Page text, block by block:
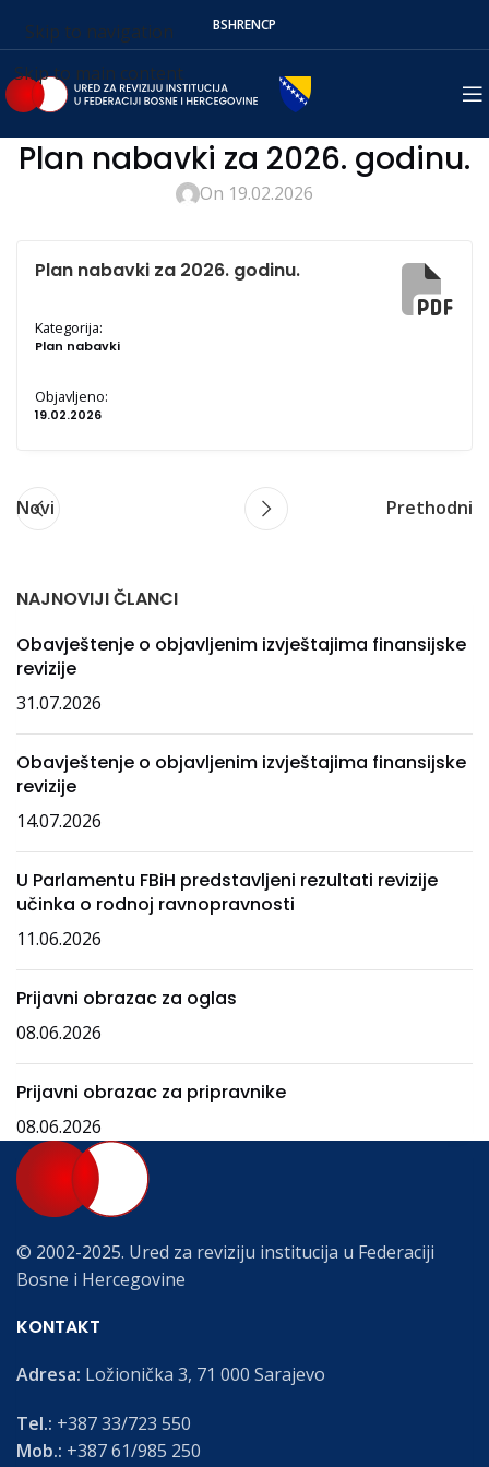
Skip to navigation
Skip to main content
BSHRENСР
Plan nabavki za 2026. godinu.
On 19.02.2026
Plan nabavki za 2026. godinu.
Kategorija:
Plan nabavki
Objavljeno:
19.02.2026
Novi Prethodni
NAJNOVIJI ČLANCI
Obavještenje o objavljenim izvještajima finansijske
revizije
31.07.2026
Obavještenje o objavljenim izvještajima finansijske
revizije
14.07.2026
U Parlamentu FBiH predstavljeni rezultati revizije
učinka o rodnoj ravnopravnosti
11.06.2026
Prijavni obrazac za oglas
08.06.2026
Prijavni obrazac za pripravnike
08.06.2026
© 2002-2025. Ured za reviziju institucija u Federaciji
Bosne i Hercegovine
KONTAKT
Adresa: Ložionička 3, 71 000 Sarajevo
Tel.: +387 33/723 550
Mob.: +387 61/985 250